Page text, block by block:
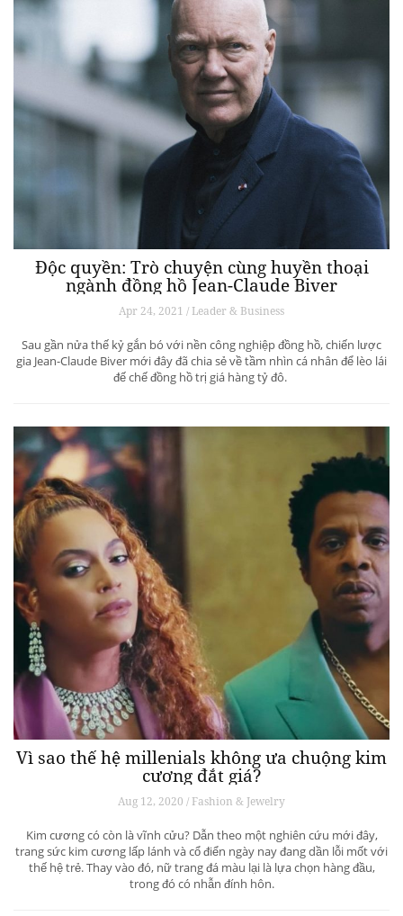
Độc quyền: Trò chuyện cùng huyền thoại
ngành đồng hồ Jean-Claude Biver
Apr 24, 2021 / Leader & Business
Sau gần nửa thế kỷ gắn bó với nền công nghiệp đồng hồ, chiến lược
gia Jean-Claude Biver mới đây đã chia sẻ về tầm nhìn cá nhân để lèo lái
đế chế đồng hồ trị giá hàng tỷ đô.
Vì sao thế hệ millenials không ưa chuộng kim
cương đắt giá?
Aug 12, 2020 / Fashion & Jewelry
Kim cương có còn là vĩnh cửu? Dẫn theo một nghiên cứu mới đây,
trang sức kim cương lấp lánh và cổ điển ngày nay đang dần lỗi mốt với
thế hệ trẻ. Thay vào đó, nữ trang đá màu lại là lựa chọn hàng đầu,
trong đó có nhẫn đính hôn.